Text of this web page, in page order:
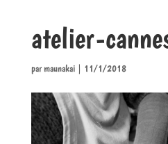
atelier-
par maunakai| 11/1/2018